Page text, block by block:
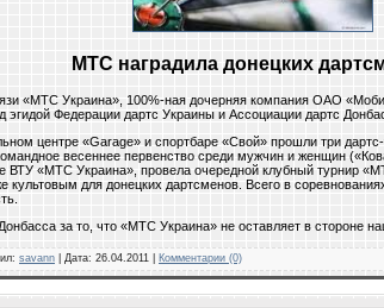
МТС наградила донецких
«МТС Украина», 100%-ная дочерняя компания ОАО
эгидой Федерации дартс Украины и Ассоциации дартс
центре «Garage» и спортбаре «Свой» прошли три
весеннее первенство среди мужчин и женщин
ВТУ «МТС Украина», провела очередной клубный турнир
для донецких дартсменов. Всего в
за то, что «МТС Украина» не оставляет в стороне
savann | Дата: 26.04.2011 Комментарии (0)